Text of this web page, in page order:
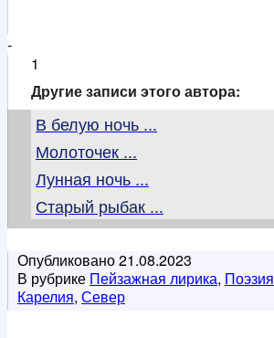
-
1
Другие записи этого автора:
В белую ночь ...
Молоточек ...
Лунная ночь ...
Старый рыбак ...
Опубликовано21.08.2023
В рубрике Пейзажная лирика, Поэзия
Карелия, Север